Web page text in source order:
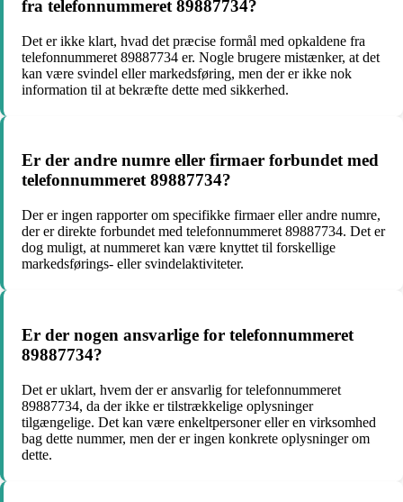
fra telefonnummeret 89887734?
Det er ikke klart, hvad det præcise formål med opkaldene fra
telefonnummeret 89887734 er. Nogle brugere mistænker, at det
kan være svindel eller markedsføring, men der er ikke nok
information til at bekræfte dette med sikkerhed.
Er der andre numre eller firmaer forbundet med
telefonnummeret 89887734?
Der er ingen rapporter om specifikke firmaer eller andre numre,
der er direkte forbundet med telefonnummeret 89887734. Det er
dog muligt, at nummeret kan være knyttet til forskellige
markedsførings- eller svindelaktiviteter.
Er der nogen ansvarlige for telefonnummeret
89887734?
Det er uklart, hvem der er ansvarlig for telefonnummeret
89887734, da der ikke er tilstrækkelige oplysninger
tilgængelige. Det kan være enkeltpersoner eller en virksomhed
bag dette nummer, men der er ingen konkrete oplysninger om
dette.